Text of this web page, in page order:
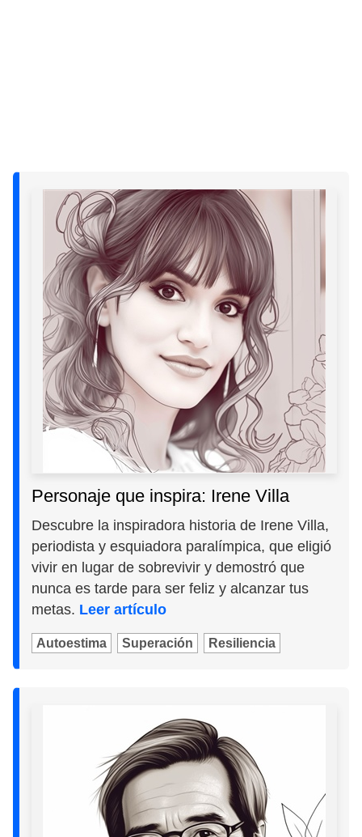
Personaje que inspira: Irene Villa
Descubre la inspiradora historia de Irene Villa,
periodista y esquiadora paralímpica, que eligió
vivir en lugar de sobrevivir y demostró que
nunca es tarde para ser feliz y alcanzar tus
metas. Leer artículo
Autoestima Superación Resiliencia